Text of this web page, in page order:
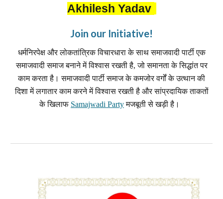
Akhilesh Yadav
Join our Initiative!
धर्मनिरपेक्ष और लोकतांत्रिक विचारधारा के साथ समाजवादी पार्टी एक
समाजवादी समाज बनाने में विश्वास रखती है, जो समानता के सिद्धांत पर
काम करता है। समाजवादी पार्टी समाज के कमजोर वर्गों के उत्थान की
दिशा में लगातार काम करने में विश्वास रखती है और सांप्रदायिक ताकतों
के खिलाफ Samajwadi Partyमजबूती से खड़ी है।